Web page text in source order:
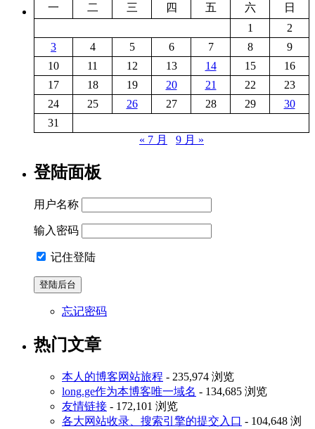
一
二 三 四 五 六
日
1
2
3
4 5 6 7 8
9
10
11 12 13 14 15
16
17
18 19 20 21 22
23
24
25 26 27 28 29
30
31
« 7 月
9 月 »
登陆面板
用户名称
输入密码
记住登陆
忘记密码
热门文章
本人的博客网站旅程 - 235,974 浏览
long.ge作为本博客唯一域名 - 134,685 浏览
友情链接 - 172,101 浏览
各大网站收录、搜索引擎的提交入口 - 104,648 浏